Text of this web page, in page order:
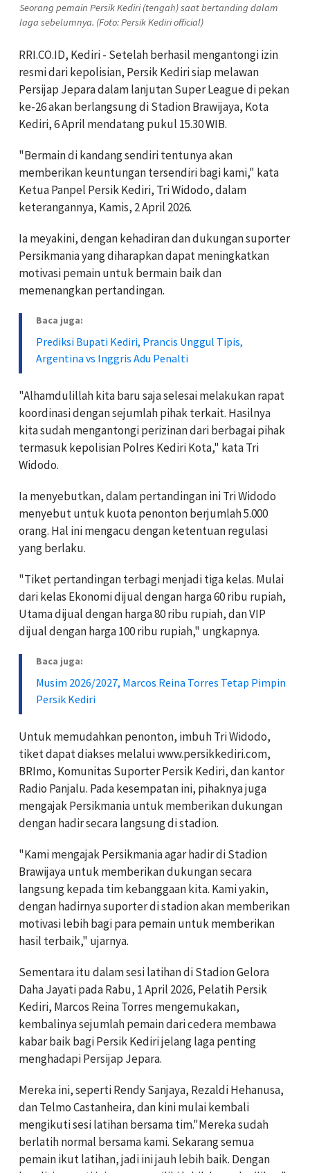
Seorang pemain Persik Kediri (tengah) saat bertanding dalam
laga sebelumnya. (Foto: Persik Kediri official)
RRI.CO.ID, Kediri - Setelah berhasil mengantongi izin
resmi dari kepolisian, Persik Kediri siap melawan
Persijap Jepara dalam lanjutan Super League di pekan
ke-26 akan berlangsung di Stadion Brawijaya, Kota
Kediri, 6 April mendatang pukul 15.30 WIB.
"Bermain di kandang sendiri tentunya akan
memberikan keuntungan tersendiri bagi kami," kata
Ketua Panpel Persik Kediri, Tri Widodo, dalam
keterangannya, Kamis, 2 April 2026.
Ia meyakini, dengan kehadiran dan dukungan suporter
Persikmania yang diharapkan dapat meningkatkan
motivasi pemain untuk bermain baik dan
memenangkan pertandingan.
Baca juga:
Prediksi Bupati Kediri, Prancis Unggul Tipis,
Argentina vs Inggris Adu Penalti
"Alhamdulillah kita baru saja selesai melakukan rapat
koordinasi dengan sejumlah pihak terkait. Hasilnya
kita sudah mengantongi perizinan dari berbagai pihak
termasuk kepolisian Polres Kediri Kota," kata Tri
Widodo.
Ia menyebutkan, dalam pertandingan ini Tri Widodo
menyebut untuk kuota penonton berjumlah 5.000
orang. Hal ini mengacu dengan ketentuan regulasi
yang berlaku.
"Tiket pertandingan terbagi menjadi tiga kelas. Mulai
dari kelas Ekonomi dijual dengan harga 60 ribu rupiah,
Utama dijual dengan harga 80 ribu rupiah, dan VIP
dijual dengan harga 100 ribu rupiah," ungkapnya.
Baca juga:
Musim 2026/2027, Marcos Reina Torres Tetap Pimpin
Persik Kediri
Untuk memudahkan penonton, imbuh Tri Widodo,
tiket dapat diakses melalui www.persikkediri.com,
BRImo, Komunitas Suporter Persik Kediri, dan kantor
Radio Panjalu. Pada kesempatan ini, pihaknya juga
mengajak Persikmania untuk memberikan dukungan
dengan hadir secara langsung di stadion.
"Kami mengajak Persikmania agar hadir di Stadion
Brawijaya untuk memberikan dukungan secara
langsung kepada tim kebanggaan kita. Kami yakin,
dengan hadirnya suporter di stadion akan memberikan
motivasi lebih bagi para pemain untuk memberikan
hasil terbaik," ujarnya.
Sementara itu dalam sesi latihan di Stadion Gelora
Daha Jayati pada Rabu, 1 April 2026, Pelatih Persik
Kediri, Marcos Reina Torres mengemukakan,
kembalinya sejumlah pemain dari cedera membawa
kabar baik bagi Persik Kediri jelang laga penting
menghadapi Persijap Jepara.
Mereka ini, seperti Rendy Sanjaya, Rezaldi Hehanusa,
dan Telmo Castanheira, dan kini mulai kembali
mengikuti sesi latihan bersama tim."Mereka sudah
berlatih normal bersama kami. Sekarang semua
pemain ikut latihan, jadi ini jauh lebih baik. Dengan